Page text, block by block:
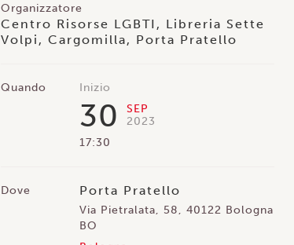
Organizzatore
Centro Risorse LGBTI, Libreria Sette
Volpi, Cargomilla, Porta Pratello
Quando Inizio
30
SEP
2023
17:30
Dove Porta Pratello
Via Pietralata, 58, 40122 Bologna
BO